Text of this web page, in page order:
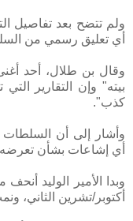
ولم تتضح بعد تفاصيل
أي تعليق رسمي من
وقال بن طلال، أحد
بيته" وإن التقارير
كذب".
وأشار إلى أن السلطات
أي إشاعات بشأن تعرضه
وبدا الأمير الوليد
أكتوبر/تشرين الثاني،